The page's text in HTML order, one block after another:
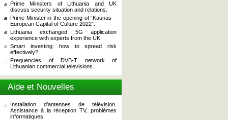
Prime Ministers of Lithuania and UK
discuss security situation and relations.
Prime Minister in the opening of “Kaunas –
European Capital of Culture 2022”.
Lithuania exchanged 5G application
experience with experts from the UK.
Smart investing: how to spread risk
effectively?
Frequencies of DVB-T network of
Lithuanian commercial televisions.
Aide et Nouvelles
Installation d'antennes de télévision.
Assistance à la réception TV, problèmes
informatiques.